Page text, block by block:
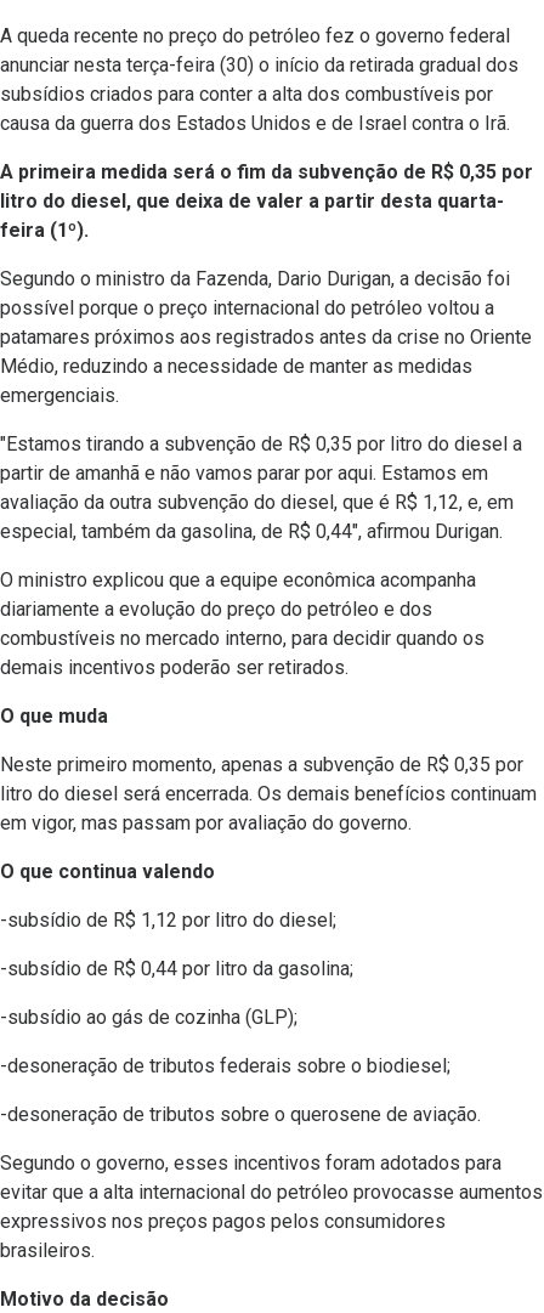
A queda recente no preço do petróleo fez o governo federal
anunciar nesta terça-feira (30) o início da retirada gradual dos
subsídios criados para conter a alta dos combustíveis por
causa da guerra dos Estados Unidos e de Israel contra o Irã.
A primeira medida será o fim da subvenção de R$ 0,35 por
litro do diesel, que deixa de valer a partir desta quarta-
feira (1º).
Segundo o ministro da Fazenda, Dario Durigan, a decisão foi
possível porque o preço internacional do petróleo voltou a
patamares próximos aos registrados antes da crise no Oriente
Médio, reduzindo a necessidade de manter as medidas
emergenciais.
"Estamos tirando a subvenção de R$ 0,35 por litro do diesel a
partir de amanhã e não vamos parar por aqui. Estamos em
avaliação da outra subvenção do diesel, que é R$ 1,12, e, em
especial, também da gasolina, de R$ 0,44", afirmou Durigan.
O ministro explicou que a equipe econômica acompanha
diariamente a evolução do preço do petróleo e dos
combustíveis no mercado interno, para decidir quando os
demais incentivos poderão ser retirados.
O que muda
Neste primeiro momento, apenas a subvenção de R$ 0,35 por
litro do diesel será encerrada. Os demais benefícios continuam
em vigor, mas passam por avaliação do governo.
O que continua valendo
-subsídio de R$ 1,12 por litro do diesel;
-subsídio de R$ 0,44 por litro da gasolina;
-subsídio ao gás de cozinha (GLP);
-desoneração de tributos federais sobre o biodiesel;
-desoneração de tributos sobre o querosene de aviação.
Segundo o governo, esses incentivos foram adotados para
evitar que a alta internacional do petróleo provocasse aumentos
expressivos nos preços pagos pelos consumidores
brasileiros.
Motivo da decisão